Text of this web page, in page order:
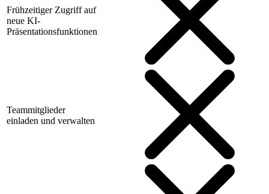
Frühzeitiger Zugriff auf
neue KI-
Präsentationsfunktionen
Teammitglieder
einladen und verwalten